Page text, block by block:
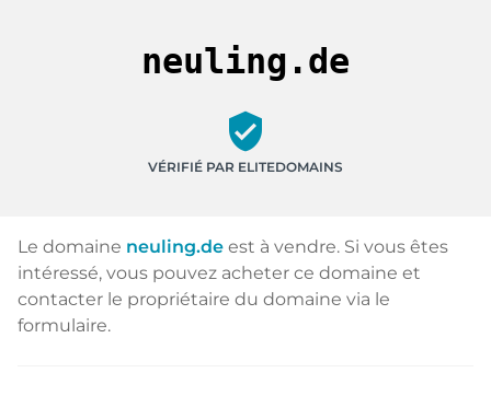
neuling.de
verified_user
VÉRIFIÉ PAR ELITEDOMAINS
Le domaine neuling.de est à vendre. Si vous êtes
intéressé, vous pouvez acheter ce domaine et
contacter le propriétaire du domaine via le
formulaire.